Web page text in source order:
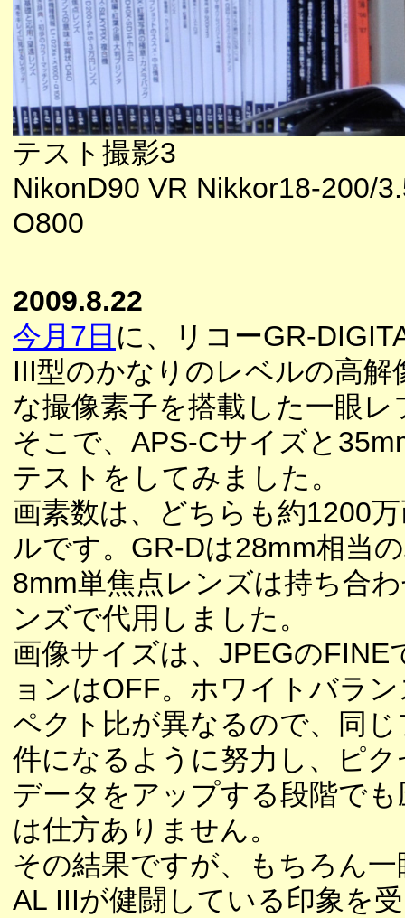
テスト撮影3
NikonD90 VR Nikkor18-200/
O800
2009.8.22
今月7日 に、リコーGR-
III型のかなりのレベルの高
な撮像素子を搭載した一眼
そこで、APS-Cサイズと
テストをしてみました。
画素数は、どちらも約1200
ルです。GR-Dは28mm相当
8mm単焦点レンズは持ち合
ンズで代用しました。
画像サイズは、JPEGの
ョンはOFF。ホワイトバラ
ペクト比が異なるので、同
件になるように努力し、ピ
データをアップする段階で
は仕方ありません。
その結果ですが、もちろん
AL IIIが健闘している印象を